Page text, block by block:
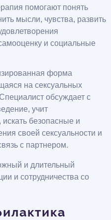
помогают понять
мысли, чувства, развить
и социальные
форма
на сексуальных
обсуждает с
учит
безопасные и
своей сексуальности и
с партнером.
и длительный
и сотрудничества со